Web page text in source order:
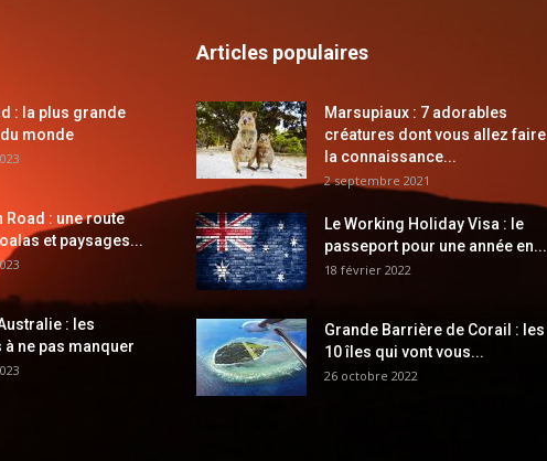
: la plus grande
monde
Road : une route
et paysages...
: les
à ne pas manquer
Articles populaires
Marsupiaux : 7 adorables
créatures dont vous allez faire
la connaissance...
2 septembre 2021
Le Working Holiday Visa : le
passeport pour une année en...
18 février 2022
Grande Barrière de Corail : les
10 îles qui vont vous...
26 octobre 2022